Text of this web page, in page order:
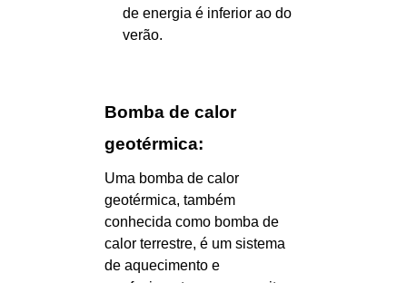
de energia é inferior ao do
verão.
Bomba de calor
geotérmica:
Uma bomba de calor
geotérmica, também
conhecida como bomba de
calor terrestre, é um sistema
de aquecimento e